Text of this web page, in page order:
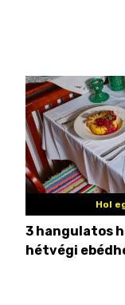
Hol
3 hangulatos
hétvégi